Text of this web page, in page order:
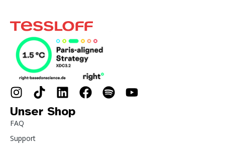
Unser Shop
FAQ
Support